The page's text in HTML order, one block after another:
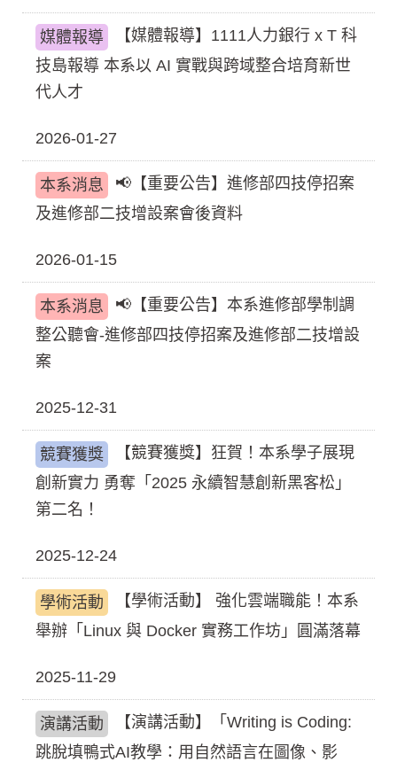
媒體報導
【媒體報導】1111人力銀行 x T 科
技島報導 本系以 AI 實戰與跨域整合培育新世
代人才
2026-01-27
本系消息
📢【重要公告】進修部四技停招案
及進修部二技增設案會後資料
2026-01-15
本系消息
📢【重要公告】本系進修部學制調
整公聽會-進修部四技停招案及進修部二技增設
案
2025-12-31
競賽獲獎
【競賽獲獎】狂賀！本系學子展現
創新實力 勇奪「2025 永續智慧創新黑客松」
第二名！
2025-12-24
學術活動
【學術活動】 強化雲端職能！本系
舉辦「Linux 與 Docker 實務工作坊」圓滿落幕
2025-11-29
演講活動
【演講活動】「Writing is Coding:
跳脫填鴨式AI教學：用自然語言在圖像、影